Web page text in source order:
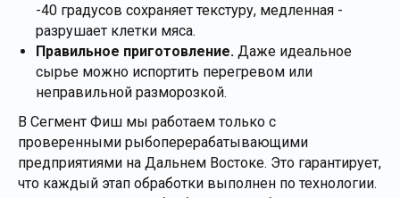
-40 градусов сохраняет текстуру, медленная -
разрушает клетки мяса.
Правильное приготовление. Даже идеальное
сырье можно испортить перегревом или
неправильной разморозкой.
В Сегмент Фиш мы работаем только с
проверенными рыбоперерабатывающими
предприятиями на Дальнем Востоке. Это гарантирует,
что каждый этап обработки выполнен по технологии.